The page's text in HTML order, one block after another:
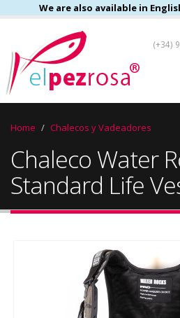
We are also available in
(+34)
Home Chalecos y Vadeadores
Chaleco Water
Standard Life